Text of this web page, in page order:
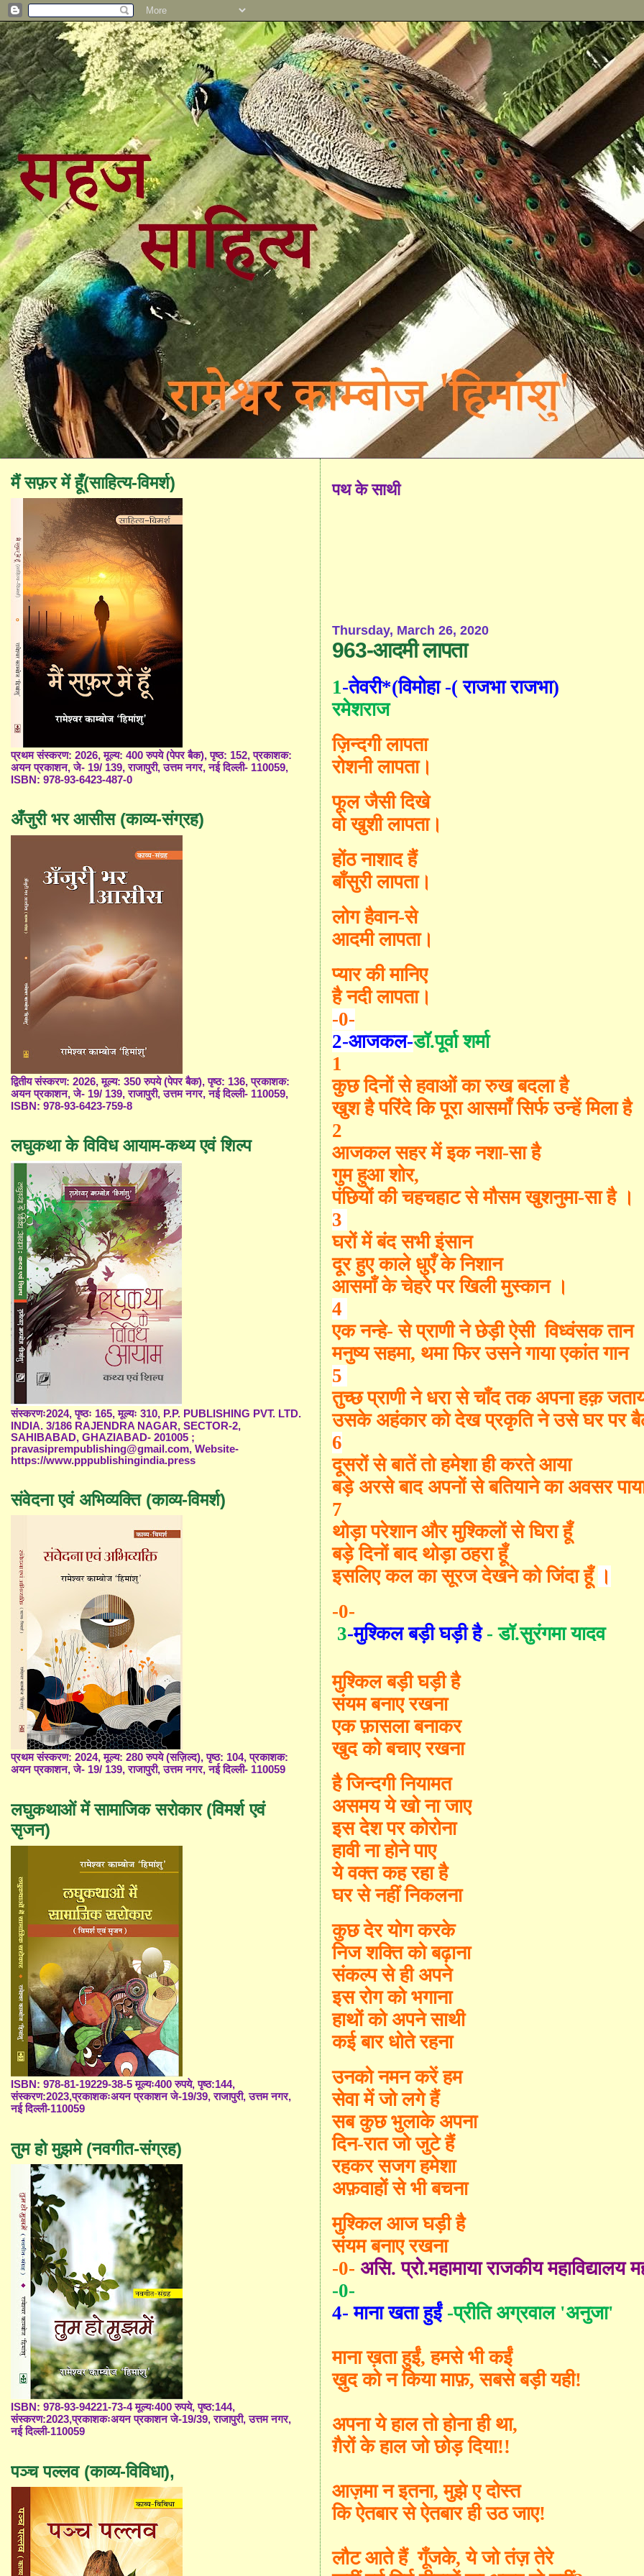
पथ के साथी
Thursday, March 26, 2020
963-आदमी लापता
1-तेवरी*(विमोहा -(राजभा राजभा)
रमेशराज
ज़िन्दगी लापता
रोशनी लापता।
फूल जैसी दिखे
वो खुशी लापता।
होंठ नाशाद हैं
बाँसुरी लापता।
लोग हैवान-से
आदमी लापता।
प्यार की मानिए
है नदी लापता।
-0-
2-आजकल-डॉ.पूर्वा शर्मा
1
कुछ दिनों से हवाओं का रुख बदला है
खुश है परिंदे कि पूरा आसमाँ सिर्फ उन्हें मिला है
2
आजकल सहर में इक नशा-सा है
गुम हुआ शोर,
पंछियों की चहचहाट से मौसम खुशनुमा-सा है ।
3
घरों में बंद सभी इंसान
दूर हुए काले धुएँ के निशान
आसमाँ के चेहरे पर खिली मुस्कान ।
4
एक नन्हे- से प्राणी ने छेड़ी ऐसी विध्वंसक तान
मनुष्य सहमा, थमा फिर उसने गाया एकांत गान
5
तुच्छ प्राणी ने धरा से चाँद तक अपना हक़
उसके अहंकार को देख प्रकृति ने उसे घर पर
6
दूसरों से बातें तो हमेशा ही करते आया
बड़े अरसे बाद अपनों से बतियाने का अवसर
7
थोड़ा परेशान और मुश्किलों से घिरा हूँ
बड़े दिनों बाद थोड़ा ठहरा हूँ
इसलिए कल का सूरज देखने को जिंदा हूँ ।
-0-
3-मुश्किल बड़ी घड़ी है-डॉ.सुरंगमा यादव
मुश्किल बड़ी घड़ी है
संयम बनाए रखना
एक फ़ासला बनाकर
खुद को बचाए रखना
है जिन्दगी नियामत
असमय ये खो ना जाए
इस देश पर कोरोना
हावी ना होने पाए
ये वक्त कह रहा है
घर से नहीं निकलना
कुछ देर योग करके
निज शक्ति को बढ़ाना
संकल्प से ही अपने
इस रोग को भगाना
हाथों को अपने साथी
कई बार धोते रहना
उनको नमन करें हम
सेवा में जो लगे हैं
सब कुछ भुलाके अपना
दिन-रात जो जुटे हैं
रहकर सजग हमेशा
अफ़वाहों से भी बचना
मुश्किल आज घड़ी है
संयम बनाए रखना
-0- असि.प्रो.महामाया राजकीय
-0-
4- माना खता हुईं -प्रीति अग्रवाल 'अनुजा'
माना ख़ता हुईं,हमसे भी कईं
ख़ुद को न किया माफ़,सबसे बड़ी यही!
अपना ये हाल तो होना ही था,
ग़ैरों के हाल जो छोड़ दिया!!
आज़मा न इतना,मुझे ए दोस्त
कि ऐतबार से ऐतबार ही उठ जाए!
लौट आते हैं गूँजके,ये जो तंज़ तेरे
मैं सफ़र में हूँ(साहित्य-विमर्श)
प्रथम संस्करण: 2026, मूल्य: 400 रुपये (पेपर बैक), पृष्ठ: 152, प्रकाशक:
अयन प्रकाशन, जे- 19/ 139, राजापुरी, उत्तम नगर, नई दिल्ली- 110059,
ISBN: 978-93-6423-487-0
अँजुरी भर आसीस (काव्य-संग्रह)
द्वितीय संस्करण: 2026, मूल्य: 350 रुपये (पेपर बैक), पृष्ठ: 136, प्रकाशक:
अयन प्रकाशन, जे- 19/ 139, राजापुरी, उत्तम नगर, नई दिल्ली- 110059,
ISBN: 978-93-6423-759-8
लघुकथा के विविध आयाम-कथ्य एवं शिल्प
संस्करणः2024, पृष्ठः 165, मूल्यः 310, P.P. PUBLISHING PVT. LTD.
INDIA. 3/186 RAJENDRA NAGAR, SECTOR-2,
SAHIBABAD, GHAZIABAD- 201005 ;
pravasiprempublishing@gmail.com, Website-
https://www.pppublishingindia.press
संवेदना एवं अभिव्यक्ति (काव्य-विमर्श)
प्रथम संस्करण: 2024, मूल्य: 280 रुपये (सज़िल्द), पृष्ठ: 104, प्रकाशक:
अयन प्रकाशन, जे- 19/ 139, राजापुरी, उत्तम नगर, नई दिल्ली- 110059
लघुकथाओं में सामाजिक सरोकार (विमर्श एवं
सृजन)
ISBN: 978-81-19229-38-5 मूल्यः400 रुपये, पृष्ठ:144,
संस्करण:2023,प्रकाशकःअयन प्रकाशन जे-19/39, राजापुरी, उत्तम नगर,
नई दिल्ली-110059
तुम हो मुझमे (नवगीत-संग्रह)
ISBN: 978-93-94221-73-4 मूल्यः400 रुपये, पृष्ठ:144,
संस्करण:2023,प्रकाशकःअयन प्रकाशन जे-19/39, राजापुरी, उत्तम नगर,
नई दिल्ली-110059
पञ्च पल्लव (काव्य-विविधा),